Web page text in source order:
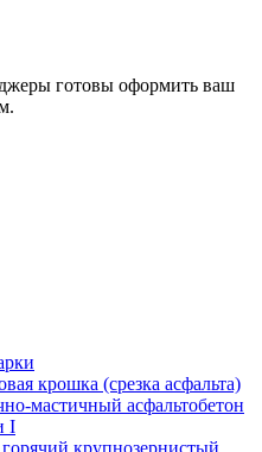
готовы оформить ваш
крошка (срезка асфальта)
мастичный асфальтобетон
I
крупнозернистый